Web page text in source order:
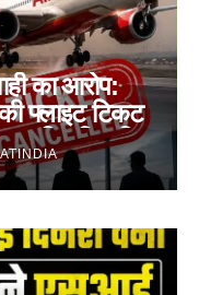
का आरोप:
फ्लाइट टिकट
किए बिना